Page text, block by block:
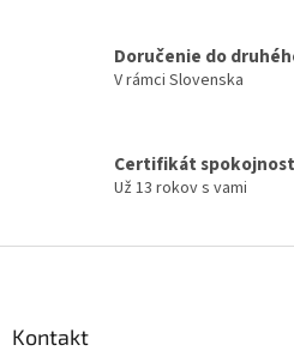
v
s
u
Doručenie do
V rámci Slovenska
Certifikát spokojnosti
Už 13 rokov s vami
Kontakt